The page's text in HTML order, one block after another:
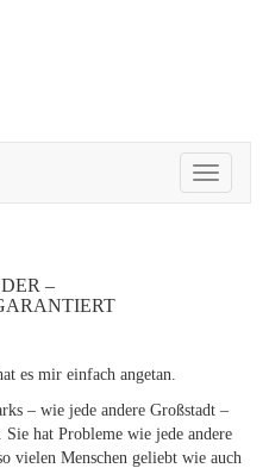
Toggle
–
es mir einfach angetan.
– wie jede andere Großstadt –
hat Probleme wie jede andere
vielen Menschen geliebt wie auch